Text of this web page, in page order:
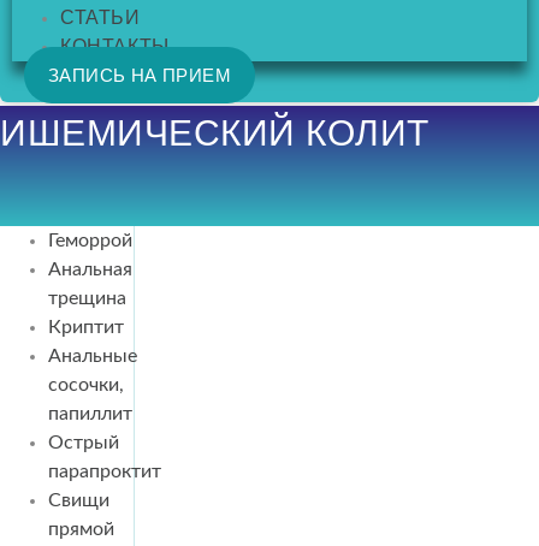
СТАТЬИ
КОНТАКТЫ
ЗАПИСЬ НА ПРИЕМ
ИШЕМИЧЕСКИЙ КОЛИТ
Геморрой
Анальная
трещина
Криптит
Анальные
сосочки,
папиллит
Острый
парапроктит
Свищи
прямой